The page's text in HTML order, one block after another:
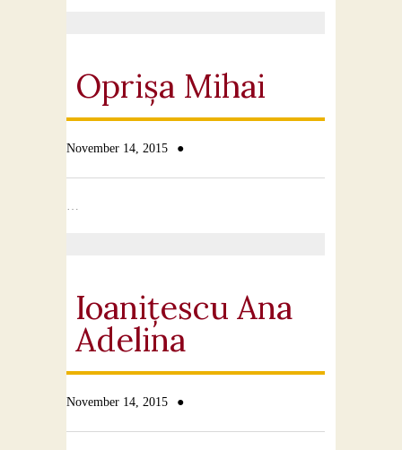
Oprișa Mihai
November 14, 2015 ●
…
Ioanițescu Ana
Adelina
November 14, 2015 ●